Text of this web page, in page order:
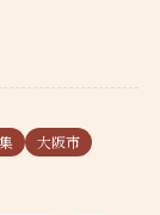
大阪市